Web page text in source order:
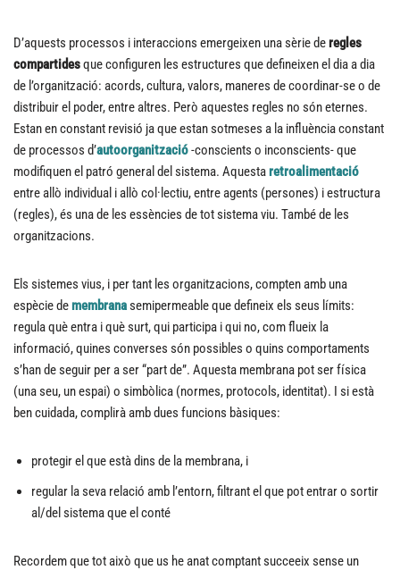
D’aquests processos i interaccions emergeixen una sèrie deregles
compartidesque configuren les estructures que defineixen el dia a dia
de l’organització: acords, cultura, valors, maneres de coordinar-se o de
distribuir el poder, entre altres. Però aquestes regles no són eternes.
Estan en constant revisió ja que estan sotmeses a la influència constant
de processos d’autoorganització-conscients o inconscients- que
modifiquen el patró general del sistema. Aquestaretroalimentació
entre allò individual i allò col·lectiu, entre agents (persones) i estructura
(regles), és una de les essències de tot sistema viu. També de les
organitzacions.
Els sistemes vius, i per tant les organitzacions, compten amb una
espècie demembranasemipermeable que defineix els seus límits:
regula què entra i què surt, qui participa i qui no, com flueix la
informació, quines converses són possibles o quins comportaments
s’han de seguir per a ser “part de”. Aquesta membrana pot ser física
(una seu, un espai) o simbòlica (normes, protocols, identitat). I si està
ben cuidada, complirà amb dues funcions bàsiques:
protegir el que està dins de la membrana, i
regular la seva relació amb l’entorn, filtrant el que pot entrar o sortir
al/del sistema que el conté
Recordem que tot això que us he anat comptant succeeix sense un